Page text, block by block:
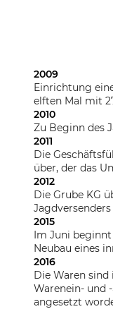
2009
Einrichtung
elften Mal mit
2010
Zu Beginn des
2011
Die
über, der das
2012
Die Grube KG
2015
Im Juni
Neubau eines
2016
Die Waren
Warenein- und
angesetzt